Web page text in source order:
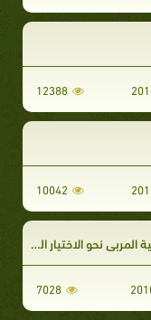
12388
10042
نحو الاختيار الصحيح
7028